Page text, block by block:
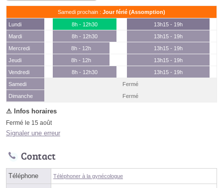
Samedi prochain : Jour férié (Assomption)
Lundi 8h - 12h30
13h15 - 19h
Mardi
8h - 12h30
13h15 - 19h
Mercredi
8h - 12h
13h15 - 19h
Jeudi
8h - 12h
13h15 - 19h
Vendredi
8h - 12h30
13h15 - 19h
Samedi
(15 août)
Fermé
Dimanche
Fermé
Fermé le 15 août
Signaler une erreur
Contact
Téléphone Téléphoner à la gynécologue